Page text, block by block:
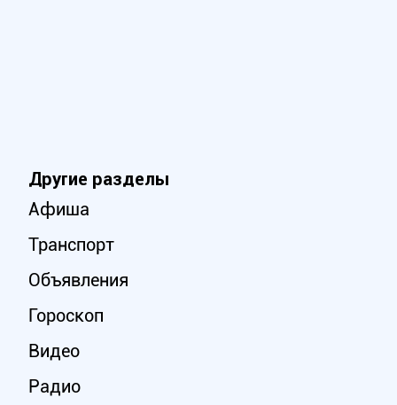
Другие разделы
Афиша
Транспорт
Объявления
Гороскоп
Видео
Радио